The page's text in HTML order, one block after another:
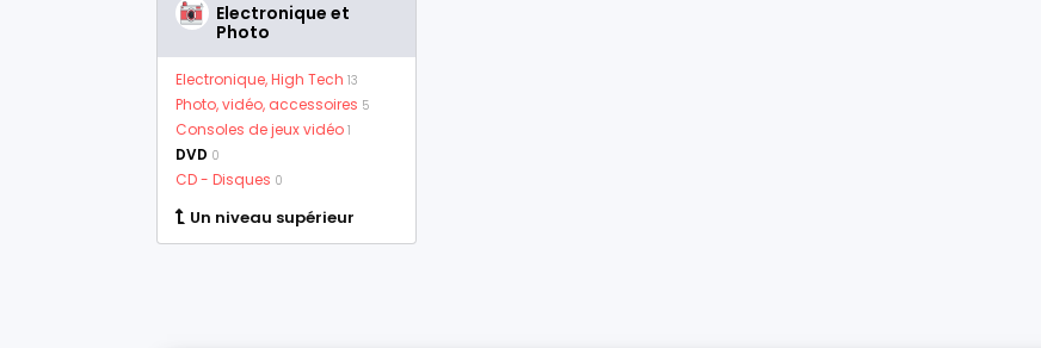
Electronique et
Photo
Electronique, High Tech 13
Photo, vidéo, accessoires 5
Consoles de jeux vidéo 1
DVD 0
CD - Disques 0
Un niveau supérieur